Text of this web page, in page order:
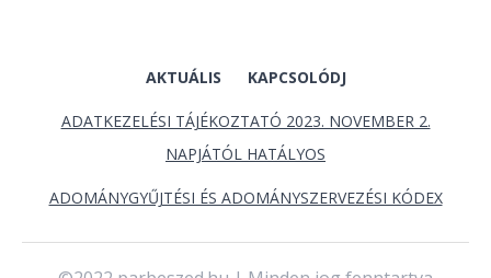
AKTUÁLIS KAPCSOLÓDJ
ADATKEZELÉSI TÁJÉKOZTATÓ 2023. NOVEMBER 2.
NAPJÁTÓL HATÁLYOS
ADOMÁNYGYŰJTÉSI ÉS ADOMÁNYSZERVEZÉSI KÓDEX